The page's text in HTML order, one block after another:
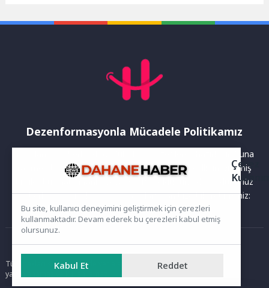
kapsamında düzenlenen
Dezenformasyonla Mücadele Politikamız
Yayınlanan haberler doğruluk ilkesi gözetilerek hazırlanır. Buna
rağmen bazı içeriklerde eksik, hatalı veya güncelliğini yitirmiş
bilgiler bulunabilir.Yanlış veya yanıltıcı olduğunu düşündüğünüz
haberleri aşağıdaki iletişim kanallarından bize bildirebilirsiniz:
Ana Sayfa
Tüm hakları saklıdır. Sitede yer alan içerikler izinsiz kopyalanamaz,
yayımlanamaz ve kullanılamaz.
Çerez
Bu site, kullanıcı deneyimini geliştirmek için çerezleri
kullanmaktadır. Devam ederek bu çerezleri kabul etmiş
olursunuz.
Kabul Et Reddet